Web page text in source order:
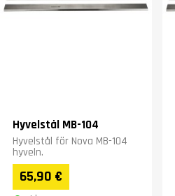
Hyvelstål MB-104
Hyvelstål för Nova MB-104
hyveln.
65,90 €